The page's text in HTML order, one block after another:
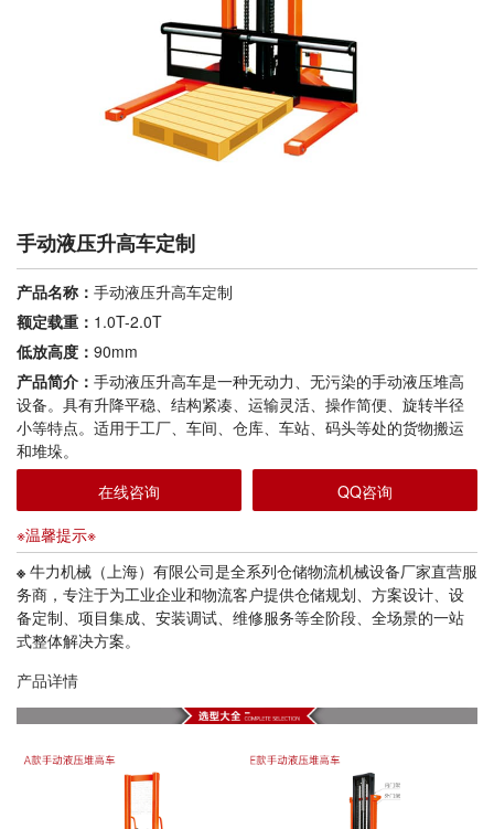
手动液压升高车定制
产品名称： 手动液压升高车定制
额定载重： 1.0T-2.0T
低放高度： 90mm
产品简介： 手动液压升高车是一种无动力、无污染的手动液压堆高
设备。具有升降平稳、结构紧凑、运输灵活、操作简便、旋转半径
小等特点。适用于工厂、车间、仓库、车站、码头等处的货物搬运
和堆垛。
在线咨询
QQ咨询
※温馨提示※
※ 牛力机械（上海）有限公司是全系列仓储物流机械设备厂家直营服
务商，专注于为工业企业和物流客户提供仓储规划、方案设计、设
备定制、项目集成、安装调试、维修服务等全阶段、全场景的一站
式整体解决方案。
产品详情